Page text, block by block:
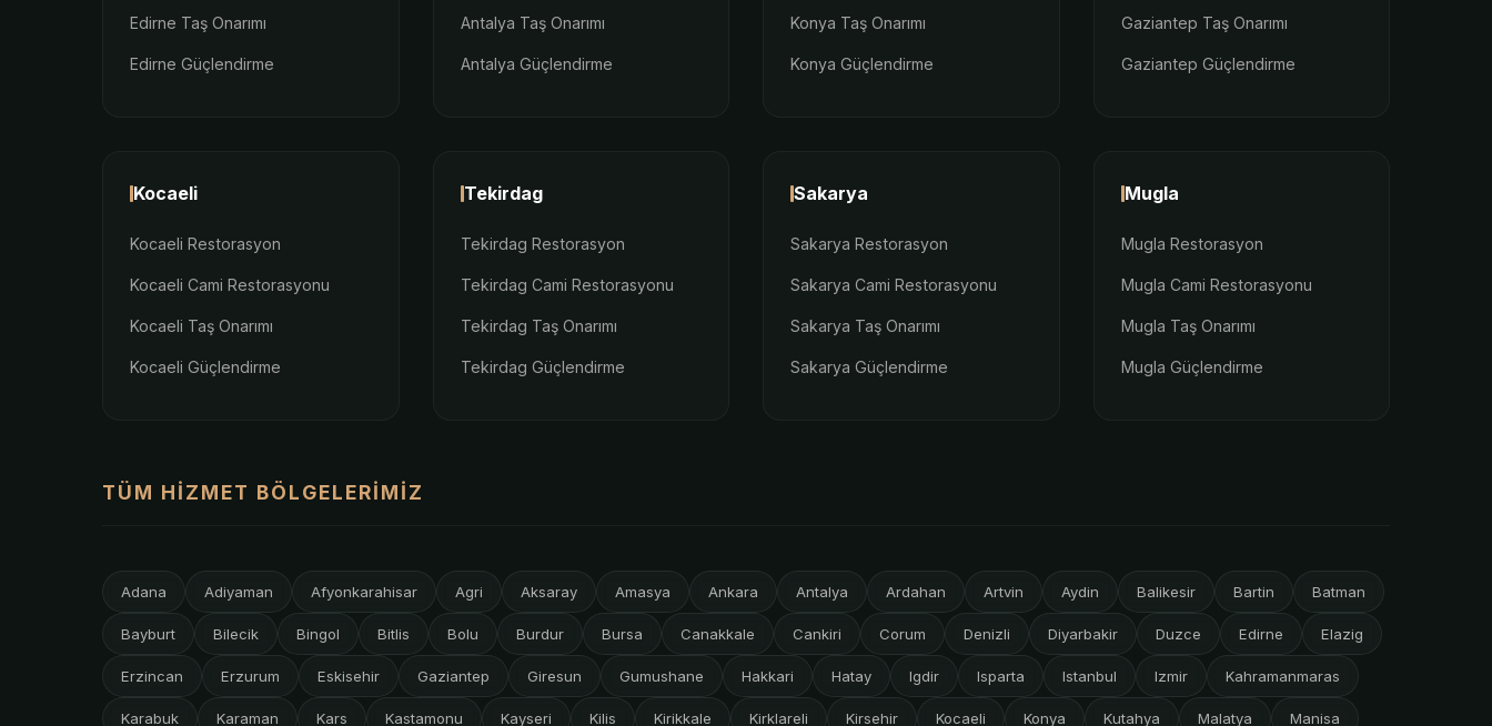
Edirne Taş Onarımı
Edirne Güçlendirme
Antalya Taş Onarımı
Antalya Güçlendirme
Konya Taş Onarımı
Konya Güçlendirme
Gaziantep Taş Onarımı
Gaziantep Güçlendirme
Kocaeli
Kocaeli Restorasyon
Kocaeli Cami Restorasyonu
Kocaeli Taş Onarımı
Kocaeli Güçlendirme
Tekirdag
Tekirdag Restorasyon
Tekirdag Cami Restorasyonu
Tekirdag Taş Onarımı
Tekirdag Güçlendirme
Sakarya
Sakarya Restorasyon
Sakarya Cami Restorasyonu
Sakarya Taş Onarımı
Sakarya Güçlendirme
Mugla
Mugla Restorasyon
Mugla Cami Restorasyonu
Mugla Taş Onarımı
Mugla Güçlendirme
TÜM HIZMET BÖLGELERIMIZ
Adana Adiyaman Afyonkarahisar Agri Aksaray Amasya Ankara Antalya Ardahan Artvin Aydin Balikesir Bartin Batman
Bayburt Bilecik Bingol Bitlis Bolu Burdur Bursa Canakkale Cankiri Corum Denizli Diyarbakir Duzce Edirne Elazig
Erzincan Erzurum Eskisehir Gaziantep Giresun Gumushane Hakkari Hatay Igdir Isparta Istanbul Izmir Kahramanmaras
Karabuk Karaman Kars Kastamonu Kayseri Kilis Kirikkale Kirklareli Kirsehir Kocaeli Konya Kutahya Malatya Manisa